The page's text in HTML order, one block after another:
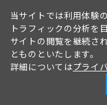
当サイトでは利用体験
トラフィックの分析を
サイトの閲覧を継続さ
とものといたします。
詳細についてはプライ